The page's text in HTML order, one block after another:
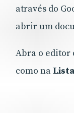
através do
abrir um
Abra o editor
como na